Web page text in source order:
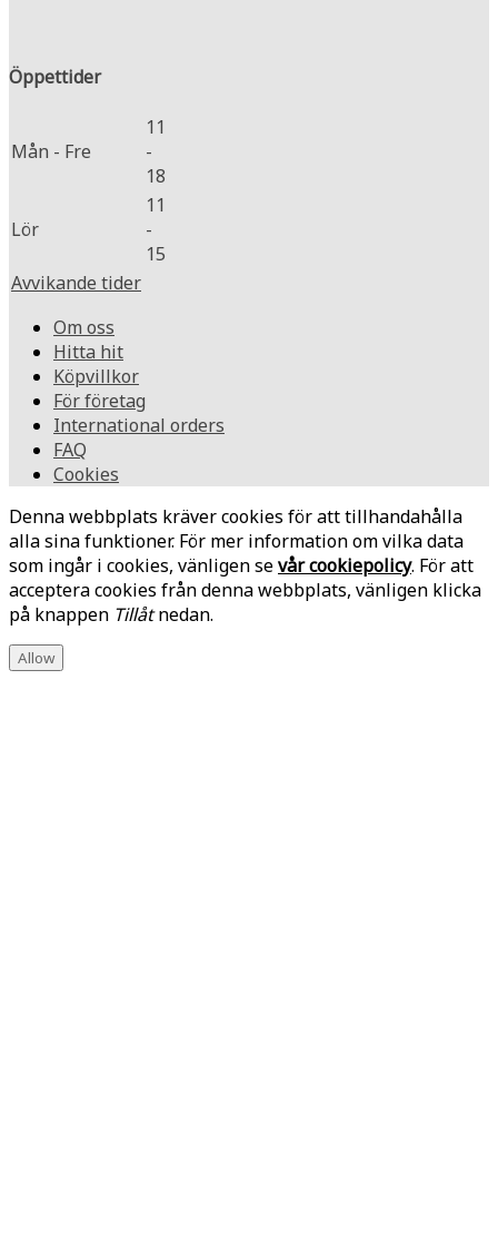
Öppettider
Mån - Fre
11
-
18
Lör
11
-
15
Avvikande tider
Om oss
Hitta hit
Köpvillkor
För företag
International orders
FAQ
Cookies
Denna webbplats kräver cookies för att tillhandahålla
alla sina funktioner. För mer information om vilka data
som ingår i cookies, vänligen sevår cookiepolicy. För att
acceptera cookies från denna webbplats, vänligen klicka
på knappen Tillåtnedan.
Allow